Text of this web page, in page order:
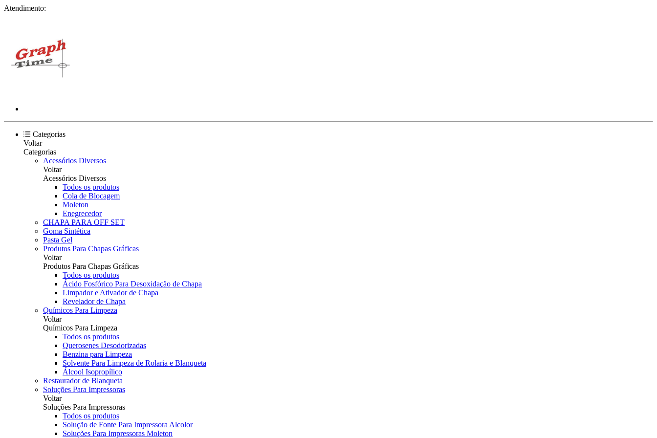
Atendimento:
Categorias
Voltar
Categorias
Acessórios Diversos
Voltar
Acessórios Diversos
Todos os produtos
Cola de Blocagem
Moleton
Enegrecedor
CHAPA PARA OFF SET
Goma Sintética
Pasta Gel
Produtos Para Chapas Gráficas
Voltar
Produtos Para Chapas Gráficas
Todos os produtos
Ácido Fosfórico Para Desoxidação de Chapa
Limpador e Ativador de Chapa
Revelador de Chapa
Químicos Para Limpeza
Voltar
Químicos Para Limpeza
Todos os produtos
Querosenes Desodorizadas
Benzina para Limpeza
Solvente Para Limpeza de Rolaria e Blanqueta
Álcool Isopropílico
Restaurador de Blanqueta
Soluções Para Impressoras
Voltar
Soluções Para Impressoras
Todos os produtos
Solução de Fonte Para Impressora Alcolor
Soluções Para Impressoras Moleton